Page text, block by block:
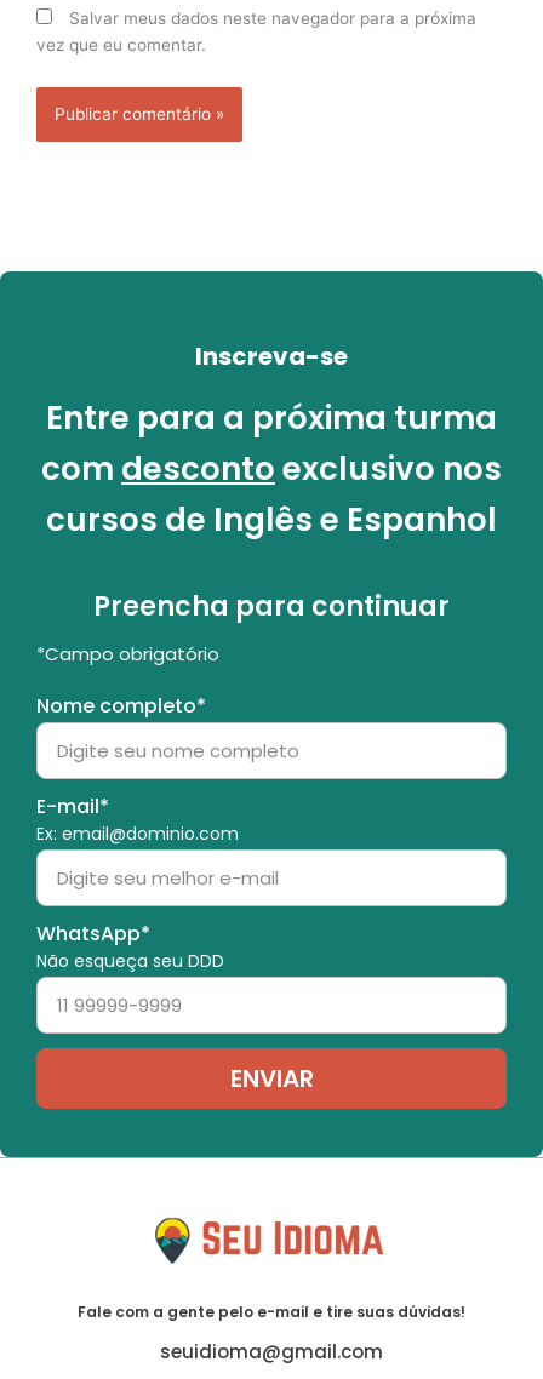
Salvar meus dados neste navegador para a próxima
vez que eu comentar.
Inscreva-se
Entre para a próxima turma
com descontoexclusivo nos
cursos de Inglês e Espanhol
Preencha para continuar
*Campo obrigatório
Nome completo*
E-mail*
Ex: email@dominio.com
WhatsApp*
Não esqueça seu DDD
ENVIAR
Fale com a gente pelo e-mail e tire suas dúvidas!
seuidioma@gmail.com